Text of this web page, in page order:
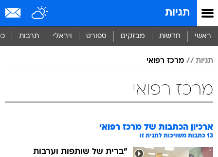
תגיות
ראשי חדשות מבזקים ספורט ויראלי תרבות
תגיות מרכז רפואי
מרכז רפואי
ארכיון הכתבות של מרכז רפואי
13 כתבות משויכות לתגית זו
"ברית של שותפות וערבות